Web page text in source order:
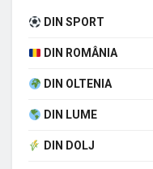
DIN SPORT
DIN ROMÂNIA
DIN OLTENIA
DIN LUME
DIN DOLJ